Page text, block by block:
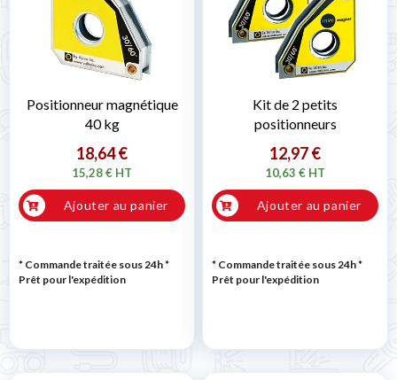
Positionneur magnétique
40 kg
18,64 €
15,28 € HT
Ajouter au panier
* Commande traitée sous 24h*
Prêt pour l'expédition
Kit de 2 petits
positionneurs
12,97 €
10,63 € HT
Ajouter au panier
* Commande traitée sous 24h*
Prêt pour l'expédition